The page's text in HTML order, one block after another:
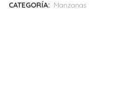
CATEGORÍA: Manzanas